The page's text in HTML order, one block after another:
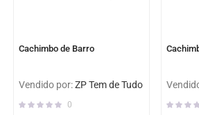
Cachimbo de Barro
Vendido por:ZP Tem de Tudo
0